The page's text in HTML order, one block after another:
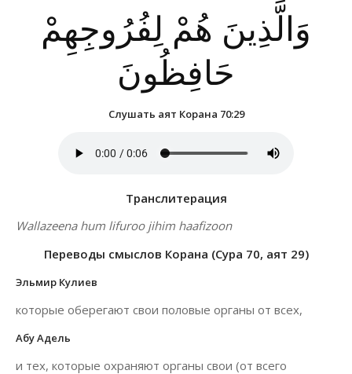
وَالَّذِينَ هُمْ لِفُرُوجِهِمْ
حَافِظُونَ
Слушать аят Корана 70:29
Транслитерация
Wallazeena hum lifuroo jihim haafizoon
Переводы смыслов Корана (Сура 70, аят 29)
Эльмир Кулиев
которые оберегают свои половые органы от всех,
Абу Адель
и тех, которые охраняют органы свои (от всего